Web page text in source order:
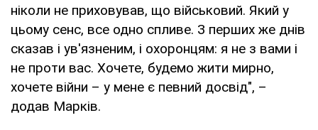
ніколи не приховував, що військовий. Який у
цьому сенс, все одно спливе. З перших же днів
сказав і ув'язненим, і охоронцям: я не з вами і
не проти вас. Хочете, будемо жити мирно,
хочете війни – у мене є певний досвід", –
додав Марків.